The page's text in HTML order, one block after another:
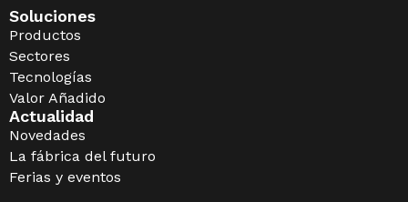
Soluciones
Productos
Sectores
Tecnologías
Valor Añadido
Actualidad
Novedades
La fábrica del futuro
Ferias y eventos